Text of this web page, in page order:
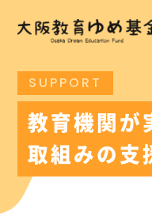
SUPPORT
教育機関が
取組みの支